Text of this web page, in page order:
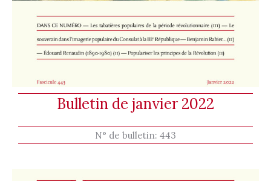
Bulletin de janvier 2022
N° de bulletin: 443